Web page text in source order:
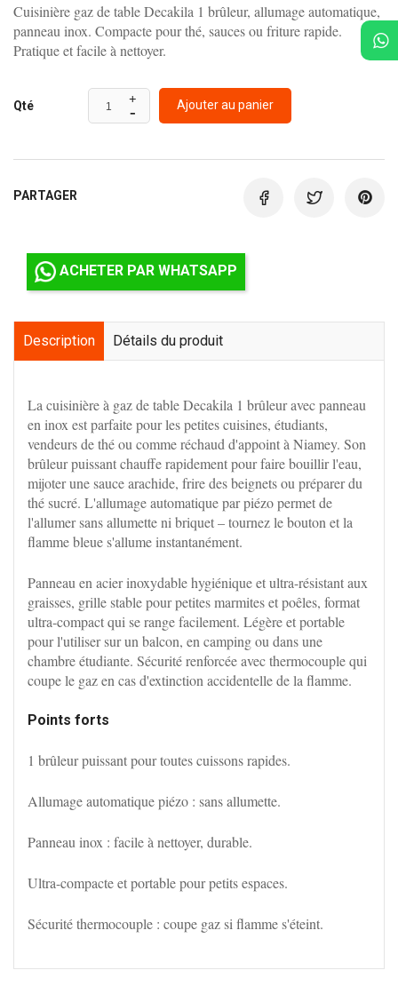
Cuisinière gaz de table Decakila 1 brûleur, allumage automatique,
panneau inox. Compacte pour thé, sauces ou friture rapide.
Pratique et facile à nettoyer.
Qté Ajouter au panier
PARTAGER
ACHETER PAR WHATSAPP
Description Détails du produit
La cuisinière à gaz de table Decakila 1 brûleur avec panneau
en inox est parfaite pour les petites cuisines, étudiants,
vendeurs de thé ou comme réchaud d'appoint à Niamey. Son
brûleur puissant chauffe rapidement pour faire bouillir l'eau,
mijoter une sauce arachide, frire des beignets ou préparer du
thé sucré. L'allumage automatique par piézo permet de
l'allumer sans allumette ni briquet – tournez le bouton et la
flamme bleue s'allume instantanément.
Panneau en acier inoxydable hygiénique et ultra-résistant aux
graisses, grille stable pour petites marmites et poêles, format
ultra-compact qui se range facilement. Légère et portable
pour l'utiliser sur un balcon, en camping ou dans une
chambre étudiante. Sécurité renforcée avec thermocouple qui
coupe le gaz en cas d'extinction accidentelle de la flamme.
Points forts
1 brûleur puissant pour toutes cuissons rapides.
Allumage automatique piézo : sans allumette.
Panneau inox : facile à nettoyer, durable.
Ultra-compacte et portable pour petits espaces.
Sécurité thermocouple : coupe gaz si flamme s'éteint.